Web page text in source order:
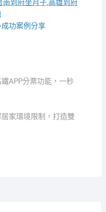
南到府坐月子,高雄到府
功案例分享
APP分票功能，一秒
家環境限制，打造雙